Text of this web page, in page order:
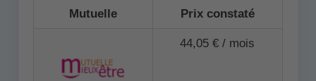
Mutuelle Prix constaté
44,05 € / mois